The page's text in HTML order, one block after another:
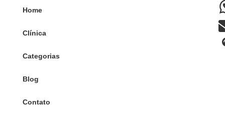
Home
Clínica
Categorias
Blog
Contato